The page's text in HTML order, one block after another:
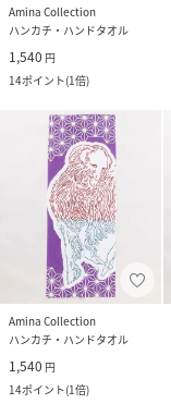
Amina Collection
ハンカチ・ハンドタオル
1,540 円
14ポイント(1倍)
Amina Collection
ハンカチ・ハンドタオル
1,540 円
14ポイント(1倍)